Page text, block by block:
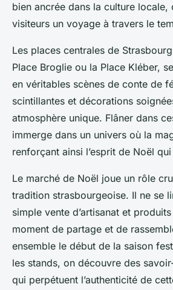
bien ancrée dans la culture locale,
visiteurs un voyage à travers le
Les places centrales de
Place Broglie ou la Place Kléber,
en véritables scènes de conte de
scintillantes et décorations
atmosphère unique. Flâner dans
immerge dans un univers où la
renforçant ainsi l’esprit de Noël
Le marché de Noël joue un rôle
tradition strasbourgeoise. Il ne se
simple vente d’artisanat et
moment de partage et de
ensemble le début de la saison
les stands, on découvre des
qui perpétuent l’authenticité de